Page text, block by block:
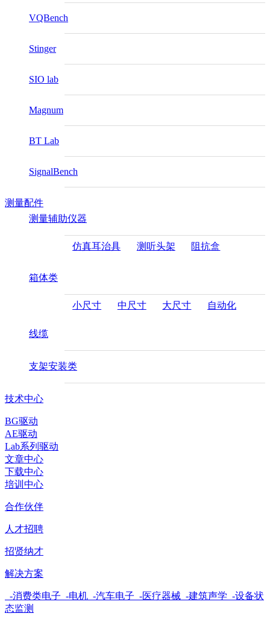
VQBench
Stinger
SIO lab
Magnum
BT Lab
SignalBench
测量配件
测量辅助仪器
仿真耳治具 测听头架 阻抗盒
箱体类
小尺寸 中尺寸 大尺寸 自动化
线缆
支架安装类
技术中心
BG驱动
AE驱动
Lab系列驱动
文章中心
下载中心
培训中心
合作伙伴
人才招聘
招贤纳才
解决方案
-消费类电子 -电机 -汽车电子 -医疗器械 -建筑声学 -设备状
态监测